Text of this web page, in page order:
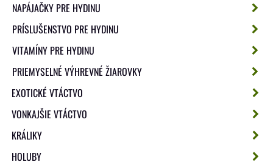
NAPÁJAČKY PRE HYDINU
PRÍSLUŠENSTVO PRE HYDINU
VITAMÍNY PRE HYDINU
PRIEMYSELNÉ VÝHREVNÉ ŽIAROVKY
EXOTICKÉ VTÁCTVO
VONKAJŠIE VTÁCTVO
KRÁLIKY
HOLUBY